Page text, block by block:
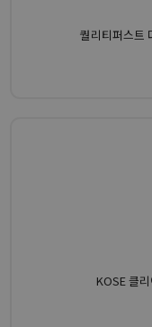
퀄리티퍼스트
KOSE 클